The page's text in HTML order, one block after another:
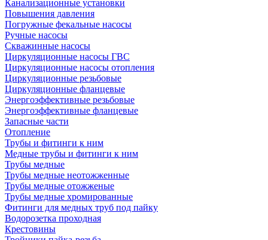
Канализационные установки
Повышения давления
Погружные фекальные насосы
Ручные насосы
Скважинные насосы
Циркуляционные насосы ГВС
Циркуляционные насосы отопления
Циркуляционные резьбовые
Циркуляционные фланцевые
Энергоэффективные резьбовые
Энергоэффективные фланцевые
Запасные части
Отопление
Трубы и фитинги к ним
Медные трубы и фитинги к ним
Трубы медные
Трубы медные неотожженные
Трубы медные отожженые
Трубы медные хромированные
Фитинги для медных труб под пайку
Водорозетка проходная
Крестовины